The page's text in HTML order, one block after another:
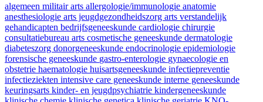
algemeen militair arts allergologie/immunologie anatomie
anesthesiologie arts jeugdgezondheidszorg arts verstandelijk
gehandicapten bedrijfsgeneeskunde cardiologie chirurgie
consultatiebureau arts cosmetische geneeskunde dermatologie
diabeteszorg donorgeneeskunde endocrinologie epidemiologie
forensische geneeskunde gastro-enterologie gynaecologie en
obstetrie haematologie huisartsgeneeskunde infectiepreventie
infectieziekten intensive care geneeskunde interne geneeskunde
keuringsarts kinder- en jeugdpsychiatrie kindergeneeskunde